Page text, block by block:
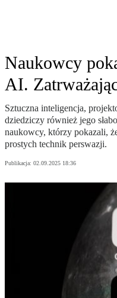
Naukowcy
AI.
Sztuczna inteligencja,
dziedziczy również jego
naukowcy, którzy pokazali,
prostych technik perswazji.
Publikacja: 02.09.2025 18:36